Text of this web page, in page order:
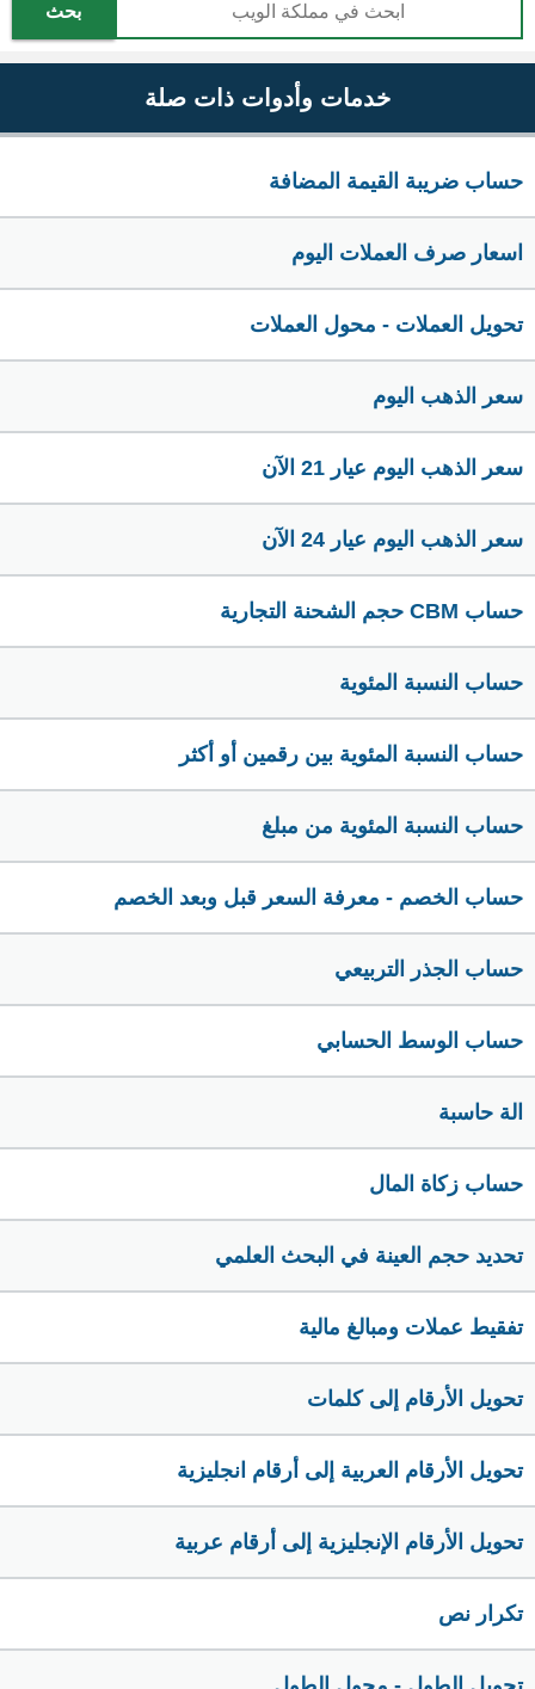
بحث
خدمات وأدوات ذات صلة
حساب ضريبة القيمة المضافة
اسعار صرف العملات اليوم
تحويل العملات - محول العملات
سعر الذهب اليوم
سعر الذهب اليوم عيار 21 الآن
سعر الذهب اليوم عيار 24 الآن
حساب CBM حجم الشحنة التجارية
حساب النسبة المئوية
حساب النسبة المئوية بين رقمين أو أكثر
حساب النسبة المئوية من مبلغ
حساب الخصم - معرفة السعر قبل وبعد الخصم
حساب الجذر التربيعي
حساب الوسط الحسابي
الة حاسبة
حساب زكاة المال
تحديد حجم العينة في البحث العلمي
تفقيط عملات ومبالغ مالية
تحويل الأرقام إلى كلمات
تحويل الأرقام العربية إلى أرقام انجليزية
تحويل الأرقام الإنجليزية إلى أرقام عربية
تكرار نص